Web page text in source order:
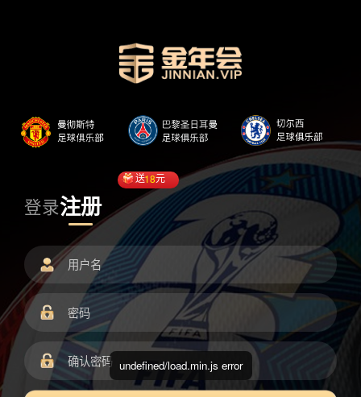
登录注册
送18元
undefined/load.min.js error